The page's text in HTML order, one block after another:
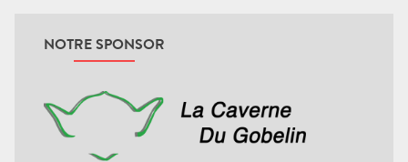
NOTRE SPONSOR